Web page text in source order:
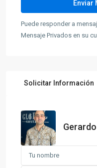
Puede responder a
Mensaje Privados en su
Solicitar Información